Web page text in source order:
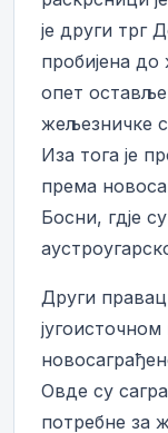
је други трг
пробијена до
опет
жељезничке
Иза тога је
према
Босни, гдје
Други
Овде су
потребне за